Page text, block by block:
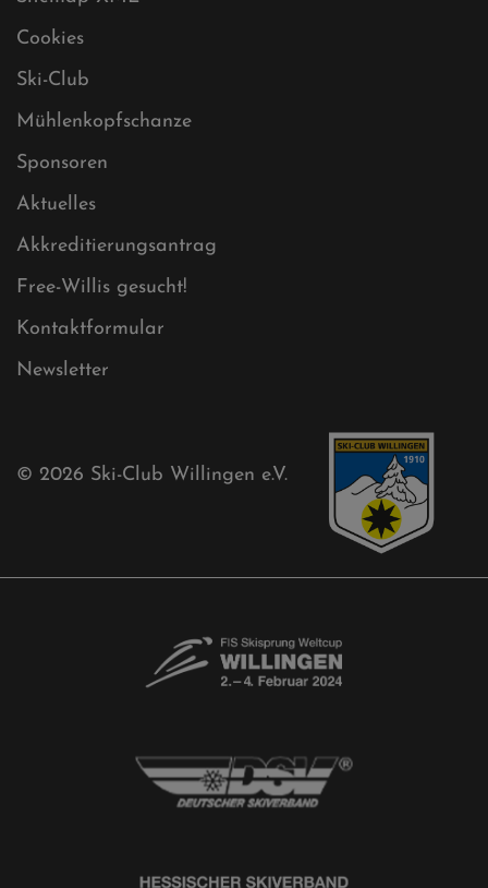
Datenschutz
Impressum
Sitemap
Sitemap XML
Cookies
Ski-Club
Mühlenkopfschanze
Kontaktformular